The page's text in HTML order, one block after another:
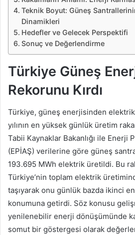
Teknik Boyut: Güneş
Dinamikleri
Hedefler ve Gelecek Perspektifi
Sonuç ve Değerlendirme
Türkiye Güneş
Rekorunu Kırdı
Türkiye, güneş enerjisinden
yılının en yüksek günlük üretim
Tabii Kaynaklar Bakanlığı ile Enerji
(EPİAŞ) verilerine göre güneş
193.695 MWh elektrik üretildi. Bu
Türkiye’nin toplam elektrik
taşıyarak onu günlük bazda ikinci
konumuna getirdi. Söz konusu
yenilenebilir enerji dönüşümünde
somut bir göstergesi olarak